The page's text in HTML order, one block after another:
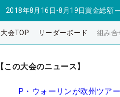
2018年8月16日-8月19日賞金総額
大会TOP リーダーボード 組み合
【この大会のニュース】
P・ウォーリンが欧州ツア